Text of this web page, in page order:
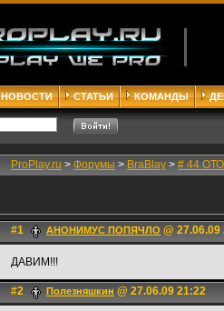
НОВОСТИ СТАТЬИ КОМАНДЫ
ProPlay.ru > Форумы > BraBlay > # 44
#1 АНОНИМУС ПОПЯЧЛО @ 27.06.09
ДАВИМ!!!
#2 Пoлезняшкин @ 27.06.09 21:22